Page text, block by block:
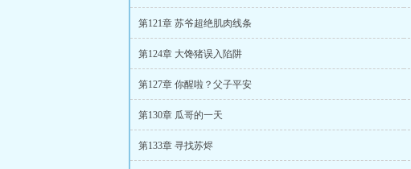
第121章 苏爷超绝肌肉线条
第124章 大馋猪误入陷阱
第127章 你醒啦？父子平安
第130章 瓜哥的一天
第133章 寻找苏烬